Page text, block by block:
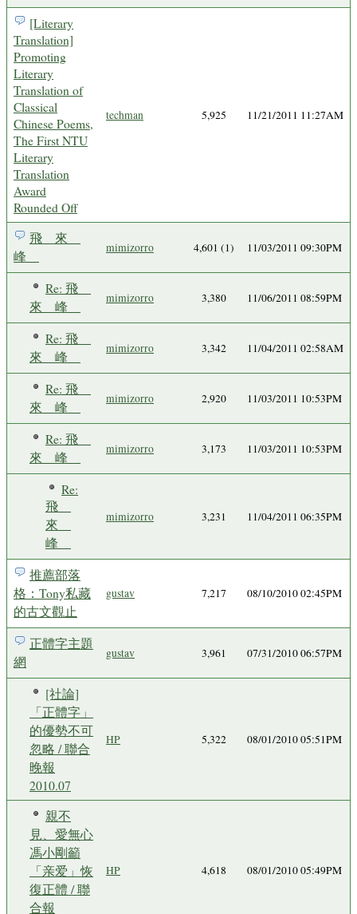
[Literary
Translation]
Promoting
Literary
Translation of
Classical
Chinese Poems,
The First NTU
Literary
Translation
Award
Rounded Off
techman 5,925 11/21/2011 11:27AM
飛 來
峰
mimizorro 4,601 (1) 11/03/2011 09:30PM
Re: 飛
來 峰
mimizorro 3,380 11/06/2011 08:59PM
Re: 飛
來 峰
mimizorro 3,342 11/04/2011 02:58AM
Re: 飛
來 峰
mimizorro 2,920 11/03/2011 10:53PM
Re: 飛
來 峰
mimizorro 3,173 11/03/2011 10:53PM
Re:
飛
來
峰
mimizorro 3,231 11/04/2011 06:35PM
推薦部落
格：Tony私藏
的古文觀止
gustav 7,217 08/10/2010 02:45PM
正體字主題
網
gustav 3,961 07/31/2010 06:57PM
[社論]
「正體字」
的優勢不可
忽略 / 聯合
晚報
2010.07
HP 5,322 08/01/2010 05:51PM
親不
見、愛無心
馮小剛籲
「亲爱」恢
復正體 / 聯
合報
HP 4,618 08/01/2010 05:49PM